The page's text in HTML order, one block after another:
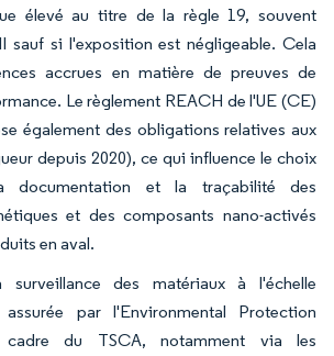
élevé au titre de la règle 19, souvent
sauf si l'exposition est négligeable. Cela
accrues en matière de preuves de
Le règlement REACH de l'UE (CE)
également des obligations relatives aux
depuis 2020), ce qui influence le choix
documentation et la traçabilité des
et des composants nano-activés
en aval.
surveillance des matériaux à l'échelle
par l'Environmental Protection
du TSCA, notamment via les